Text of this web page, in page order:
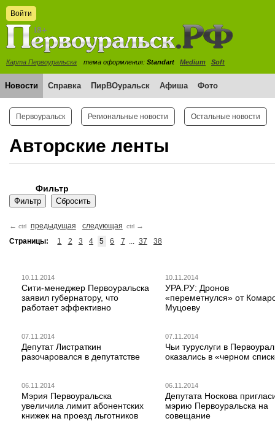
Войти
Карта Первоуральска тема оформления: Standart Medium Soft
Новости Справка ПирВОуральск Афиша Фото
Первоуральск Региональные новости Остальные новости
Авторские ленты
Фильтр
← ctrl предыдущая следующая ctrl →
Страницы:
1 2 3 4 5 6 7 ... 37 38
10.11.2014
Сити-менеджер Первоуральска
заявил губернатору, что
работает эффективно
10.11.2014
УРА.РУ: Дронов
«переметнулся» от
Муцоеву
07.11.2014
Депутат Листраткин
разочаровался в депутатстве
07.11.2014
Чьи туруслуги в
оказались в «черном
06.11.2014
Мэрия Первоуральска
увеличила лимит абонентских
книжек на проезд льготников
06.11.2014
Депутата Носкова
мэрию Первоуральска на
совещание